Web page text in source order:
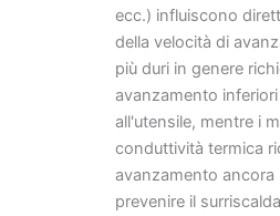
ecc.) influiscono
della velocità di
più duri in genere
avanzamento
all'utensile, mentre i
conduttività termica
avanzamento ancora
prevenire il